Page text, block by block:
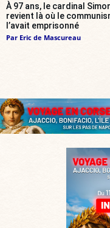
À 97 ans, le cardinal
revient là où le
l’avait emprisonné
Par Eric de Mascureau